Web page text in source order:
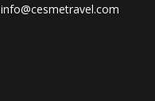
info@cesmetravel.com